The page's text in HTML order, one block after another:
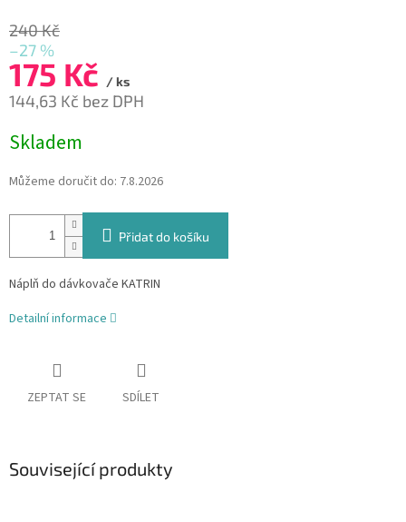
240 Kč
–27 %
175 Kč / ks
144,63 Kč bez DPH
cena:
Skladem
Můžeme doručit do: 7.8.2026
Přidat do košíku
Náplň do dávkovače KATRIN
Detailní informace
ZEPTAT SE SDÍLET
Související produkty